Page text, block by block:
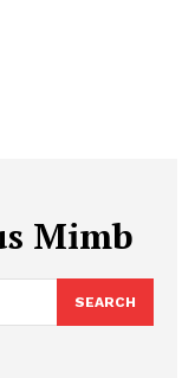
Mimb
SEARCH